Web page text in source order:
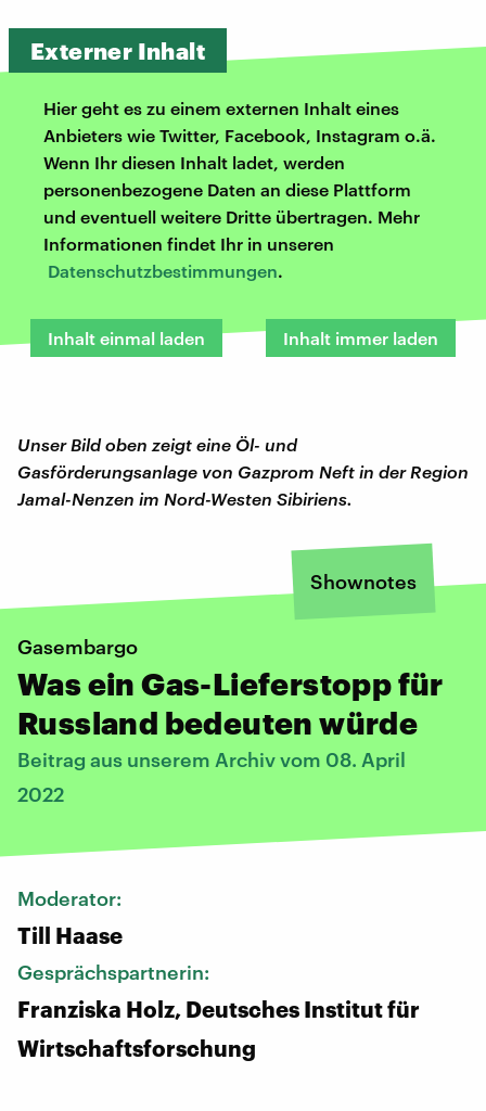
Externer Inhalt
Hier geht es zu einem externen Inhalt eines
Anbieters wie Twitter, Facebook, Instagram o.ä.
Wenn Ihr diesen Inhalt ladet, werden
personenbezogene Daten an diese Plattform
und eventuell weitere Dritte übertragen. Mehr
Informationen findet Ihr in unseren
Datenschutzbestimmungen.
Inhalt einmal laden Inhalt immer laden
Unser Bild oben zeigt eine Öl- und
Gasförderungsanlage von Gazprom Neft in der Region
Jamal-Nenzen im Nord-Westen Sibiriens.
Shownotes
Gasembargo
Was ein Gas-Lieferstopp für
Russland bedeuten würde
Beitrag aus unserem Archiv vom 08. April
2022
Moderator:
Till Haase
Gesprächspartnerin:
Franziska Holz, Deutsches Institut für
Wirtschaftsforschung